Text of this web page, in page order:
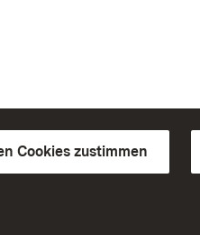
Cookies zustimmen